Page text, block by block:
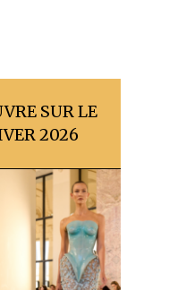
SUR LE
2026